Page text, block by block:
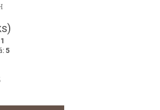
)
1
5